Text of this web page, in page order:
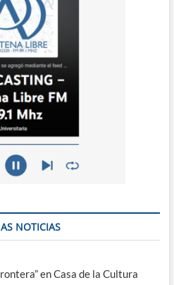
NOTICIAS
en Casa de la Cultura